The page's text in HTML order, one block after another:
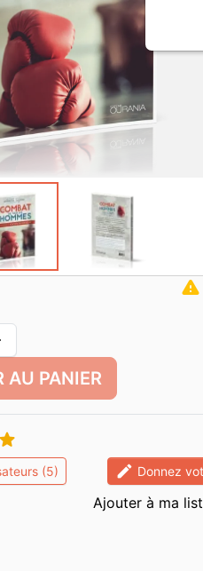
warning
AU PANIER

(5) edit Donnez